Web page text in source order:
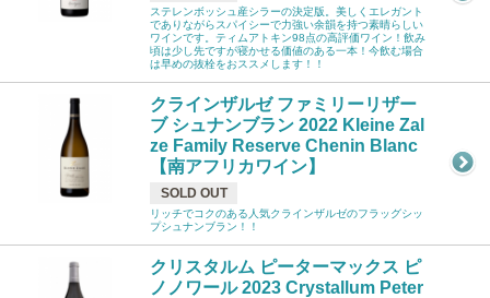
ステレンボッシュ産シラーの決定版。美しくエレガント
でありながらスパイシーで力強い余韻を持つ素晴らしい
ワインです。ティムアトキン98点の高評価ワイン！飲み
頃は少し先ですが寝かせる価値のある一本！今飲む場合
は早めの抜栓をおススメします！！
クラインザルゼ ファミリーリザー
ブ シュナンブラン 2022 Kleine Zal
ze Family Reserve Chenin Blanc
【南アフリカワイン】
SOLD OUT
リッチでコクのある人気クラインザルゼのフラッグシッ
プシュナンブラン！！
クリスタルム ピーターマックス ピ
ノノワール 2023 Crystallum Peter